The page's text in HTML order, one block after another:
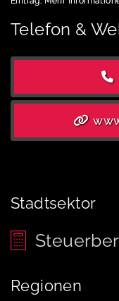
Telefon &
Stadtsektor
Regionen